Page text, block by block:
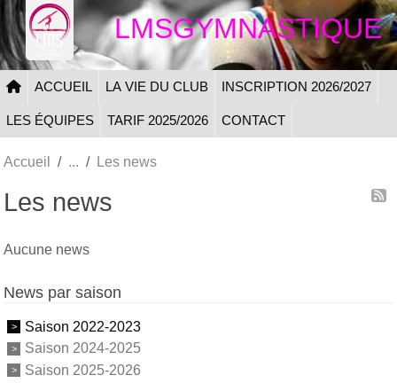
LMSGYMNASTIQUE
ACCUEIL LA VIE DU CLUB INSCRIPTION 2026/2027
LES ÉQUIPES TARIF 2025/2026 CONTACT
Accueil Les news
Les news
Aucune news
News par saison
Saison 2022-2023
Saison 2024-2025
Saison 2025-2026
Panneau de gestion des cookies